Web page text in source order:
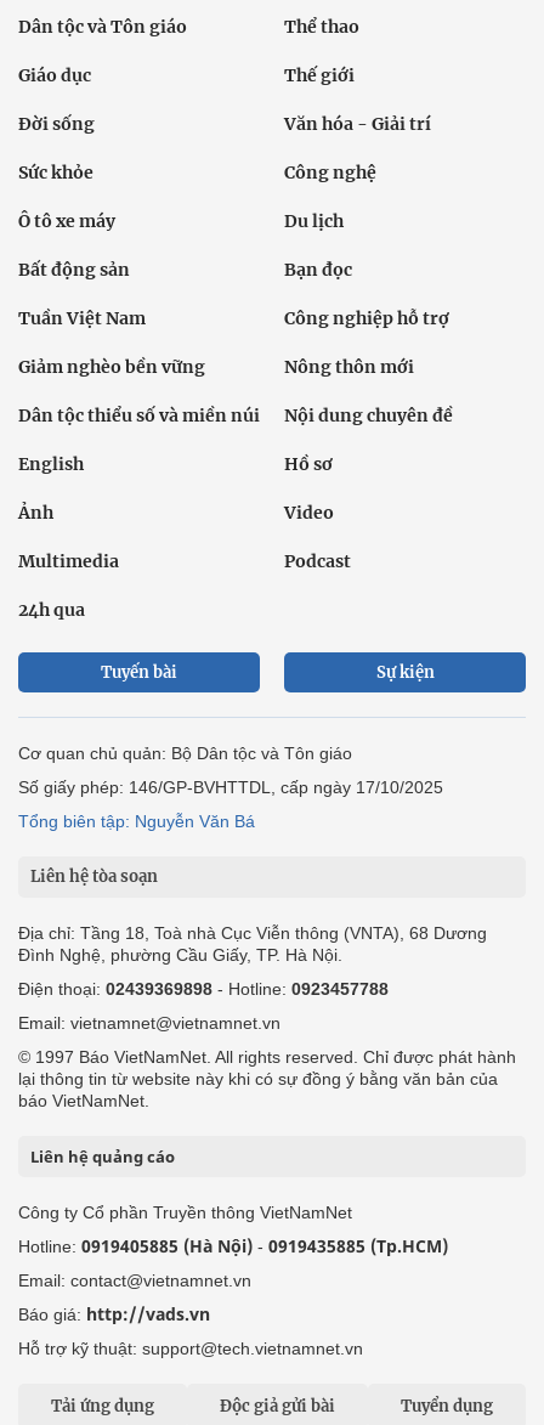
Dân tộc và Tôn giáo Thể thao
Giáo dục Thế giới
Đời sống Văn hóa - Giải trí
Sức khỏe Công nghệ
Ô tô xe máy Du lịch
Bất động sản Bạn đọc
Tuần Việt Nam Công nghiệp hỗ trợ
Giảm nghèo bền vững Nông thôn mới
Dân tộc thiểu số và miền núi Nội dung chuyên đề
English Hồ sơ
Ảnh Video
Multimedia Podcast
24h qua
Tuyến bài Sự kiện
Cơ quan chủ quản: Bộ Dân tộc và Tôn giáo
Số giấy phép: 146/GP-BVHTTDL, cấp ngày 17/10/2025
Tổng biên tập: Nguyễn Văn Bá
Liên hệ tòa soạn
Địa chỉ: Tầng 18, Toà nhà Cục Viễn thông (VNTA), 68 Dương
Đình Nghệ, phường Cầu Giấy, TP. Hà Nội.
Điện thoại: 02439369898 - Hotline: 0923457788
Email: vietnamnet@vietnamnet.vn
© 1997 Báo VietNamNet. All rights reserved. Chỉ được phát hành
lại thông tin từ website này khi có sự đồng ý bằng văn bản của
báo VietNamNet.
Liên hệ quảng cáo
Công ty Cổ phần Truyền thông VietNamNet
Hotline: 0919405885 (Hà Nội) - 0919435885 (Tp.HCM)
Email: contact@vietnamnet.vn
Báo giá: http://vads.vn
Hỗ trợ kỹ thuật: support@tech.vietnamnet.vn
Tải ứng dụng Độc giả gửi bài Tuyển dụng